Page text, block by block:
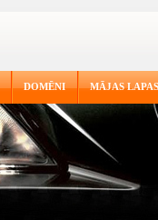
DOMĒNI MĀJAS LAPAS